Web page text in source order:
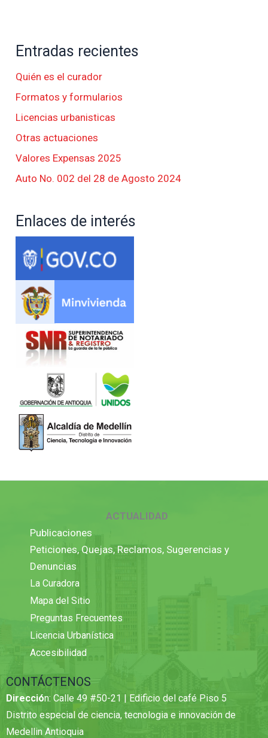
Entradas recientes
Quién es el curador
Formatos y formularios
Licencias urbanisticas
Otras actuaciones
Valores Expensas 2025
Auto No. 002 del 28 de Agosto 2024
Enlaces de interés
ACTUALIDAD
Publicaciones
Peticiones, Quejas, Reclamos, Sugerencias y
Denuncias
La Curadora
Mapa del Sitio
Preguntas Frecuentes
Licencia Urbanística
Accesibilidad
CONTÁCTENOS
Dirección: Calle 49 #50-21 | Edificio del café Piso 5
Distrito especial de ciencia, tecnologia e innovación de
Medellin Antioquia